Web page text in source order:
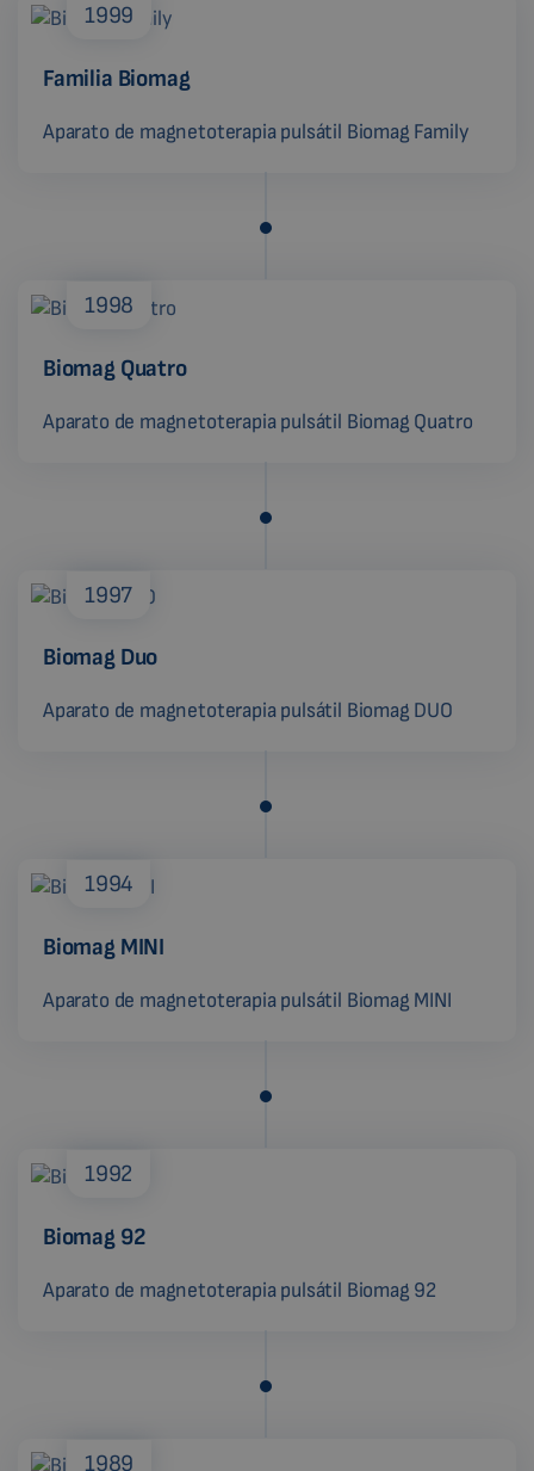
1999
Familia Biomag
Aparato de magnetoterapia pulsátil Biomag Family
1998
Biomag Quatro
Aparato de magnetoterapia pulsátil Biomag Quatro
1997
Biomag Duo
Aparato de magnetoterapia pulsátil Biomag DUO
1994
Biomag MINI
Aparato de magnetoterapia pulsátil Biomag MINI
1992
Biomag 92
Aparato de magnetoterapia pulsátil Biomag 92
1989